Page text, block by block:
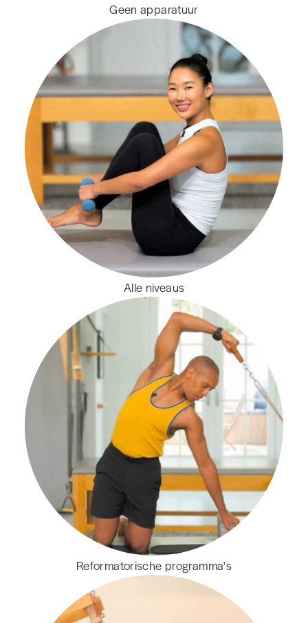
Geen apparatuur
Alle niveaus
Reformatorische programma's